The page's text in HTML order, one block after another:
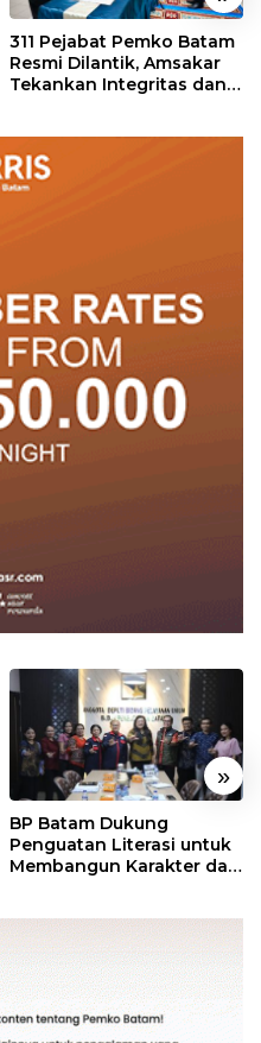
311 Pejabat Pemko Batam
Resmi Dilantik, Amsakar
Tekankan Integritas dan
»
BP Batam Dukung
Penguatan Literasi untuk
Membangun Karakter dan